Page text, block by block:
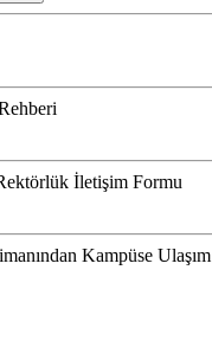
İletişim Formu
Kampüse Ulaşım